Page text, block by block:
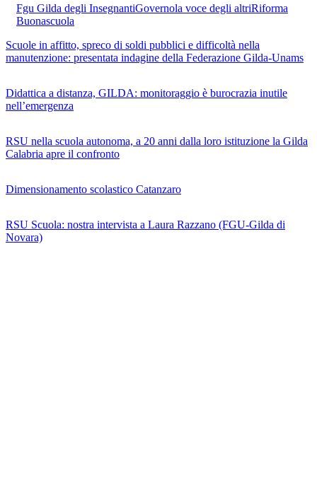
Fgu Gilda degli InsegnantiGovernola voce degli altriRiforma
Buonascuola
Scuole in affitto, spreco di soldi pubblici e difficoltà nella
manutenzione: presentata indagine della Federazione Gilda-Unams
Didattica a distanza, GILDA: monitoraggio è burocrazia inutile
nell’emergenza
RSU nella scuola autonoma, a 20 anni dalla loro istituzione la Gilda
Calabria apre il confronto
Dimensionamento scolastico Catanzaro
RSU Scuola: nostra intervista a Laura Razzano (FGU-Gilda di
Novara)